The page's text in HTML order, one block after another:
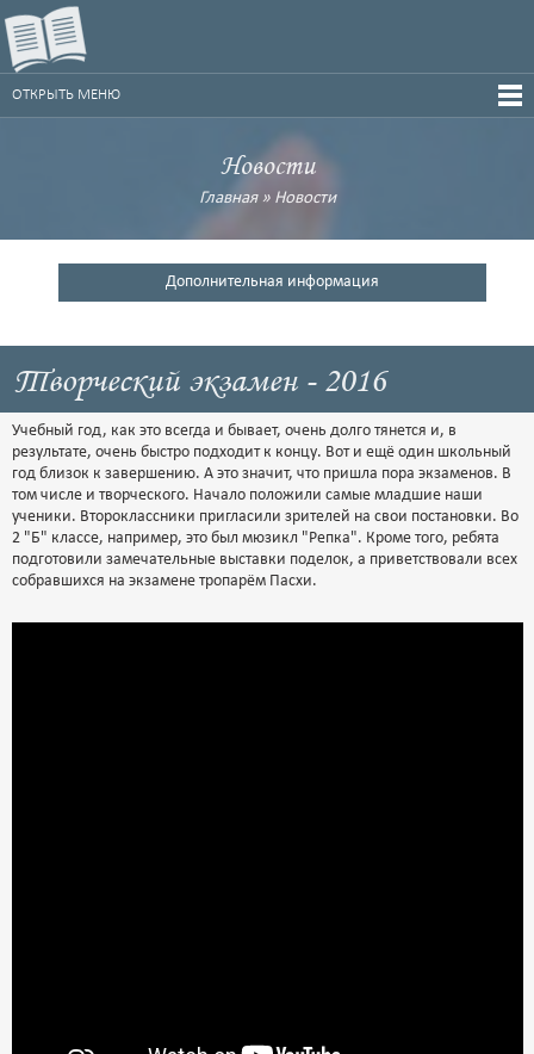
ОТКРЫТЬ МЕНЮ
Новости
Главная» Новости
Дополнительная информация
Творческий экзамен - 2016
Учебный год, как это всегда и бывает, очень долго тянется и, в
результате, очень быстро подходит к концу. Вот и ещё один школьный
год близок к завершению. А это значит, что пришла пора экзаменов. В
том числе и творческого. Начало положили самые младшие наши
ученики. Второклассники пригласили зрителей на свои постановки. Во
2 "Б" классе, например, это был мюзикл "Репка". Кроме того, ребята
подготовили замечательные выставки поделок, а приветствовали всех
собравшихся на экзамене тропарём Пасхи.